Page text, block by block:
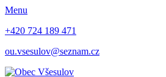
Menu
+420 724 189 471
ou.vsesulov@seznam.cz